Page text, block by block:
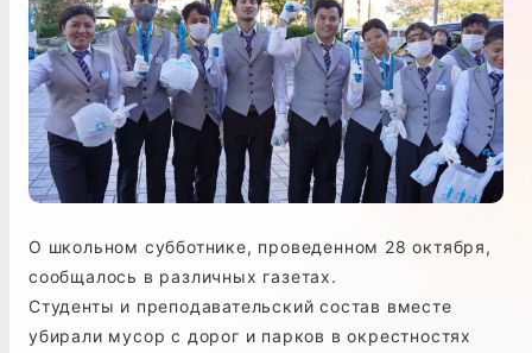
О школьном субботнике, проведенном 28 октября,
сообщалось в различных газетах.
Студенты и преподавательский состав вместе
убирали мусор с дорог и парков в окрестностях